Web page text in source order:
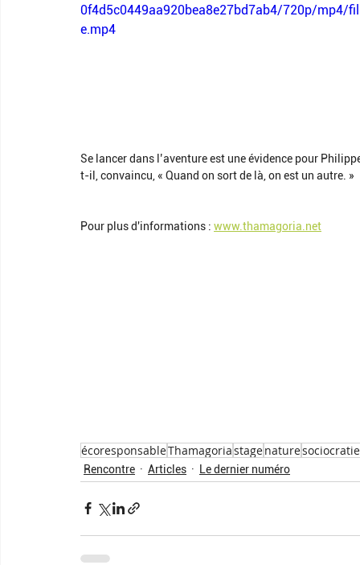
0f4d5c0449aa920bea8e27bd7ab4/720p/mp4/fil
e.mp4
Se lancer dans l’aventure est une évidence pour
t-il, convaincu, « Quand on sort de là, on est un autre. »
Pour plus d'informations : www.thamagoria.net
écoresponsableThamagoriastagenaturesociocratie
Rencontre Articles Le dernier numéro